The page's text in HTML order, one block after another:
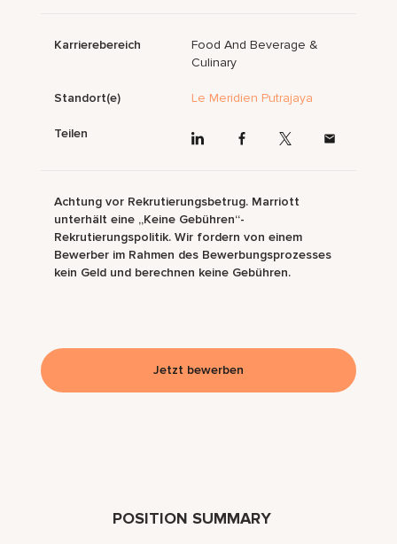
POSITION SUMMARY
Karrierebereich
Food And Beverage &
Culinary
Standort(e) Le Meridien Putrajaya
Teilen
Achtung vor Rekrutierungsbetrug. Marriott
unterhält eine „Keine Gebühren“-
Rekrutierungspolitik. Wir fordern von einem
Bewerber im Rahmen des Bewerbungsprozesses
kein Geld und berechnen keine Gebühren.
Jetzt bewerben